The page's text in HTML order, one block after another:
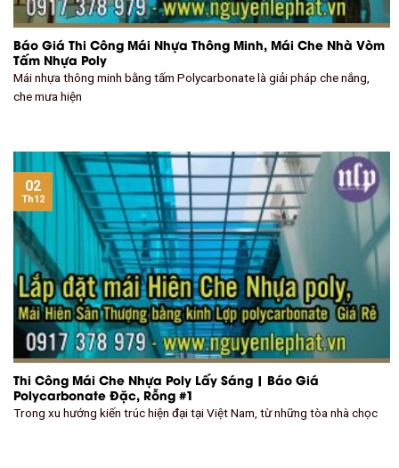
Báo Giá Thi Công Mái Nhựa Thông Minh, Mái Che Nhà Vòm
Tấm Nhựa Poly
Mái nhựa thông minh bằng tấm Polycarbonate là giải pháp che nắng,
che mưa hiện
Thi Công Mái Che Nhựa Poly Lấy Sáng | Báo Giá
Polycarbonate Đặc, Rỗng #1
Trong xu hướng kiến trúc hiện đại tại Việt Nam, từ những tòa nhà chọc
02
Th12